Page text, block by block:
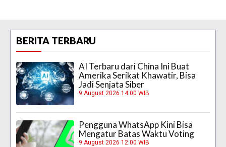
BERITA TERBARU
AI Terbaru dari China Ini Buat
Amerika Serikat Khawatir, Bisa
Jadi Senjata Siber
9 August 2026 14:00 WIB
Pengguna WhatsApp Kini Bisa
Mengatur Batas Waktu Voting
9 August 2026 12:00 WIB